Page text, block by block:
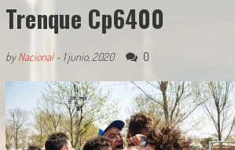
Trenque Cp6400
byNacional- 1 junio, 2020 0